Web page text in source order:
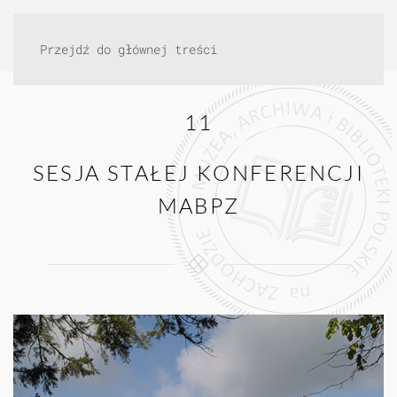
Przejdź do głównej treści
11
SESJA STAŁEJ KONFERENCJI
MABPZ